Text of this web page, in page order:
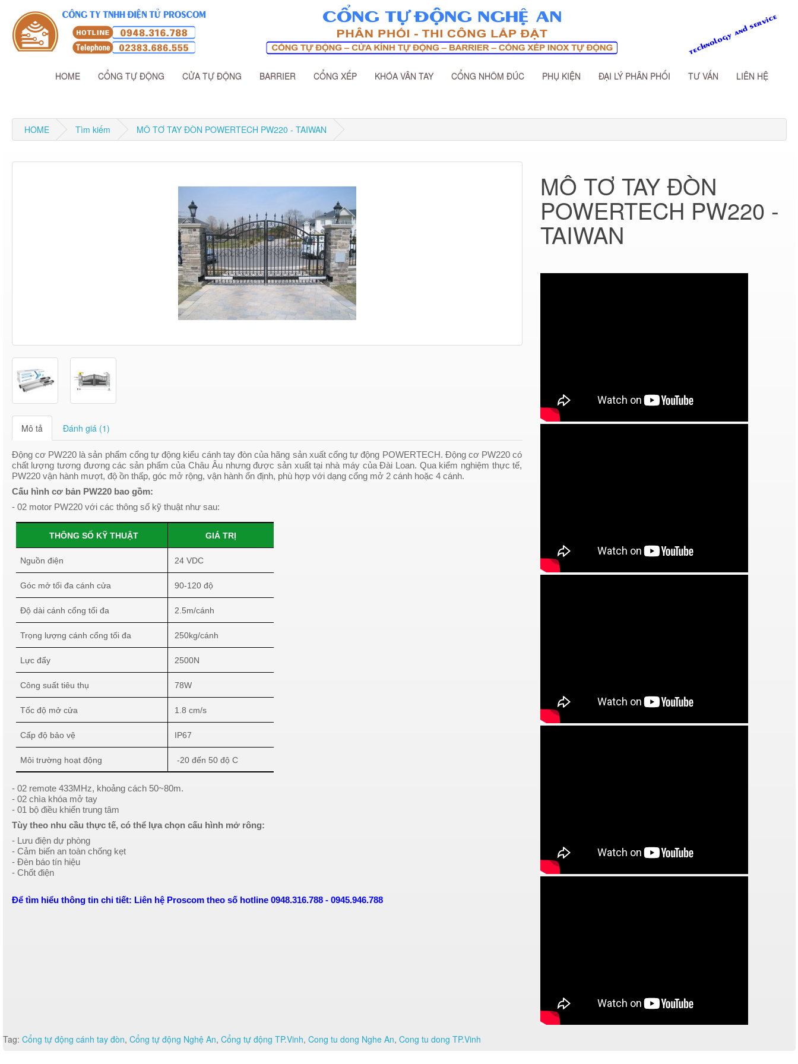
HOME CỔNG TỰ ĐỘNG CỬA TỰ ĐỘNG BARRIER CỔNG XẾP KHÓA VÂN TAY CỔNG NHÔM ĐÚC PHỤ KIỆN ĐẠI LÝ PHÂN PHỐI TƯ VẤN LIÊN HỆ
HOME Tìm kiếm MÔ TƠ TAY ĐÒN POWERTECH PW220 - TAIWAN
Mô tả Đánh giá (1)
Động cơ PW220 là sản phẩm cổng tự động kiểu cánh tay đòn của hãng sản xuất cổng tự động POWERTECH. Động cơ PW220 có
chất lượng tương đương các sản phẩm của Châu Âu nhưng được sản xuất tại nhà máy của Đài Loan. Qua kiểm nghiệm thực tế,
PW220 vận hành mượt, độ ồn thấp, góc mở rộng, vận hành ổn định, phù hợp với dạng cổng mở 2 cánh hoặc 4 cánh.
Cấu hình cơ bản PW220 bao gồm:
- 02 motor PW220 với các thông số kỹ thuật như sau:
THÔNG SỐ KỸ THUẬT GIÁ TRỊ
Nguồn điện 24 VDC
Góc mở tối đa cánh cửa 90-120 độ
Độ dài cánh cổng tối đa 2.5m/cánh
Trọng lượng cánh cổng tối đa 250kg/cánh
Lực đẩy 2500N
Công suất tiêu thụ 78W
Tốc độ mở cửa 1.8 cm/s
Cấp độ bảo vệ IP67
Môi trường hoạt động -20 đến 50 độ C
- 02 remote 433MHz, khoảng cách 50~80m.
- 02 chìa khóa mở tay
- 01 bộ điều khiển trung tâm
Tùy theo nhu cầu thực tế, có thể lựa chọn cấu hình mở rông:
- Lưu điện dự phòng
- Cảm biến an toàn chống kẹt
- Đèn báo tín hiệu
- Chốt điện
Để tìm hiểu thông tin chi tiết: Liên hệ Proscom theo số hotline 0948.316.788 - 0945.946.788
MÔ TƠ TAY ĐÒN
POWERTECH PW220 -
TAIWAN
Tag: Cổng tự động cánh tay đòn, Cổng tự động Nghệ An, Cổng tự động TP.Vinh, Cong tu dong Nghe An, Cong tu dong TP.Vinh